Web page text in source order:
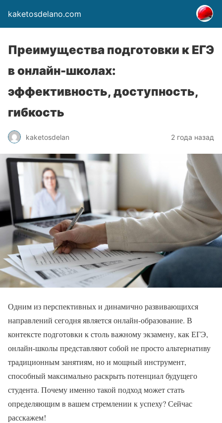
kaketosdelano.com
Преимущества подготовки к ЕГЭ
в онлайн-школах:
эффективность, доступность,
гибкость
kaketosdelan 2 года назад
Одним из перспективных и динамично развивающихся
направлений сегодня является онлайн-образование. В
контексте подготовки к столь важному экзамену, как ЕГЭ,
онлайн-школы представляют собой не просто альтернативу
традиционным занятиям, но и мощный инструмент,
способный максимально раскрыть потенциал будущего
студента. Почему именно такой подход может стать
определяющим в вашем стремлении к успеху? Сейчас
расскажем!